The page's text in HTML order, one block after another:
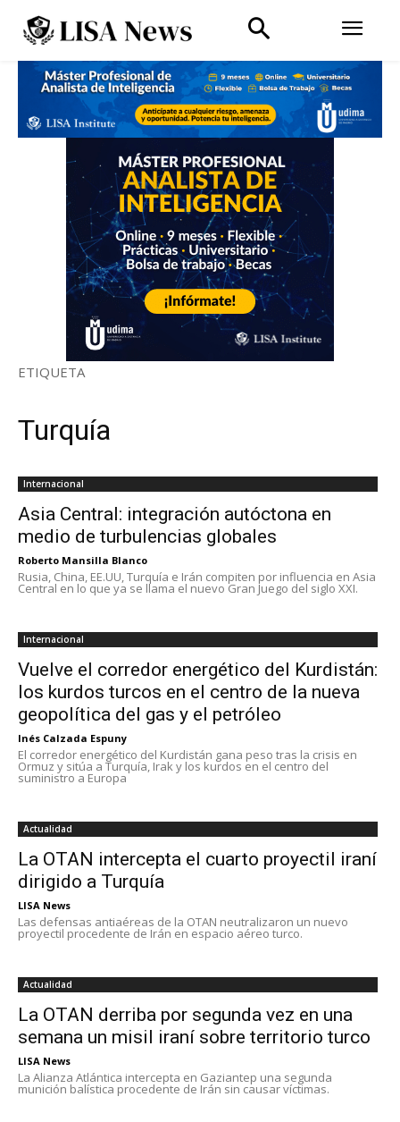
ETIQUETA
Turquía
Internacional
Asia Central: integración autóctona en
medio de turbulencias globales
Roberto Mansilla Blanco
Rusia, China, EE.UU, Turquía e Irán compiten por influencia en Asia
Central en lo que ya se llama el nuevo Gran Juego del siglo XXI.
Internacional
Vuelve el corredor energético del Kurdistán:
los kurdos turcos en el centro de la nueva
geopolítica del gas y el petróleo
Inés Calzada Espuny
El corredor energético del Kurdistán gana peso tras la crisis en
Ormuz y sitúa a Turquía, Irak y los kurdos en el centro del
suministro a Europa
Actualidad
La OTAN intercepta el cuarto proyectil iraní
dirigido a Turquía
LISA News
Las defensas antiaéreas de la OTAN neutralizaron un nuevo
proyectil procedente de Irán en espacio aéreo turco.
Actualidad
La OTAN derriba por segunda vez en una
semana un misil iraní sobre territorio turco
LISA News
La Alianza Atlántica intercepta en Gaziantep una segunda
munición balística procedente de Irán sin causar víctimas.